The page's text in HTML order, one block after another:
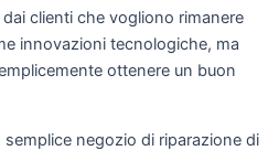
clienti che vogliono rimanere
innovazioni tecnologiche, ma
ottenere un buon
negozio di riparazione di